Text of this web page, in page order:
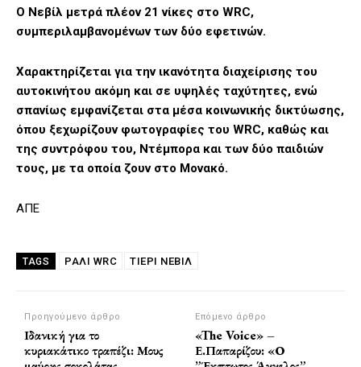
Ο Νεβίλ μετρά πλέον 21 νίκες στο WRC,
συμπεριλαμβανομένων των δύο εφετινών.
Χαρακτηρίζεται για την ικανότητα διαχείρισης του
αυτοκινήτου ακόμη και σε υψηλές ταχύτητες, ενώ
σπανίως εμφανίζεται στα μέσα κοινωνικής δικτύωσης,
όπου ξεχωρίζουν φωτογραφίες του WRC, καθώς και
της συντρόφου του, Ντέμπορα και των δύο παιδιών
τους, με τα οποία ζουν στο Μονακό.
ΑΠΕ
TAGS ΡΆΛΙ WRC ΤΙΕΡΊ ΝΕΒΊΛ
Προηγούμενο άρθρο
Ιδανική για το
κυριακάτικο τραπέζι: Μους
Επόμενο άρθρο
«The Voice» –
Ε.Παπαρίζου: «Ο